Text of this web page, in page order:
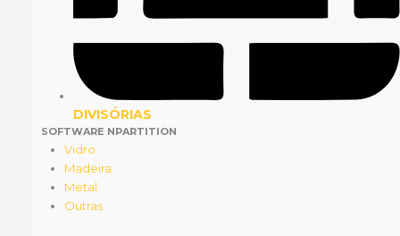
DIVISÓRIAS
SOFTWARE NPARTITION
Vidro
Madeira
Metal
Outras